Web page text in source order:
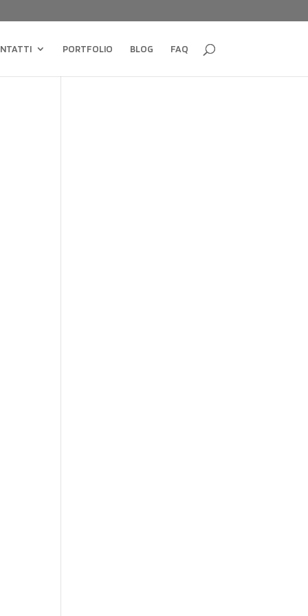
PORTFOLIO BLOG FAQ